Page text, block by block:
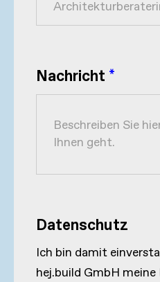
Nachricht *
Datenschutz
Ich bin damit
hej.build GmbH